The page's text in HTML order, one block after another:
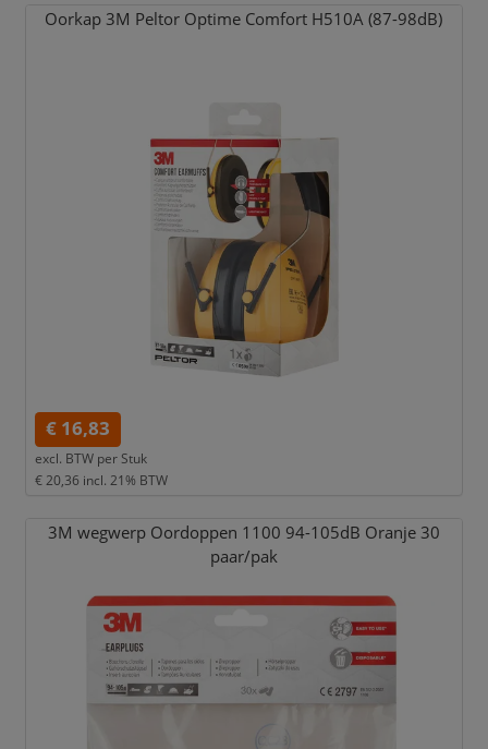
Oorkap 3M Peltor Optime Comfort H510A (87-98dB)
€ 16,83
excl. BTW per Stuk
€ 20,36 incl. 21% BTW
3M wegwerp Oordoppen 1100 94-105dB Oranje 30
paar/pak